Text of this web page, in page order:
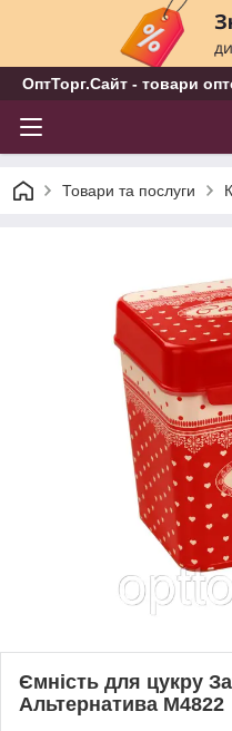
ОптТорг.Сайт - товари
Товари та послуги
Ємність для цукру
Альтернатива М4822